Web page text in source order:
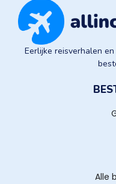
Eerlijke reisverhalen
Alle